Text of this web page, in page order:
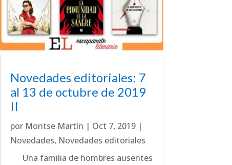
Novedades editoriales: 7
al 13 de octubre de 2019
II
por Montse Martín | Oct 7, 2019|
Novedades, Novedades editoriales
Una familia de hombres ausentes